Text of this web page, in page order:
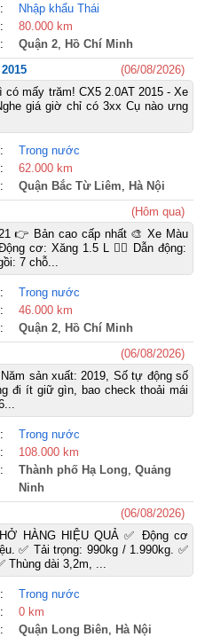
:
Nhập khẩu Thái
:
80.000 km
: Quận 2, Hồ Chí Minh
(06/08/2026)
mấy trăm! CX5 2.0AT 2015 - Xe
giá giờ chỉ có 3xx Cụ nào ưng
:
Trong nước
:
62.000 km
: Quận Bắc Từ Liêm, Hà Nội
(Hôm qua)
👉 Bản cao cấp nhất 🎨 Xe Màu
cơ: Xăng 1.5 L 🚴‍♀️ Dẫn động:
7 chỗ...
:
Trong nước
:
46.000 km
: Quận 2, Hồ Chí Minh
(06/08/2026)
sản xuất: 2019, Số tự động số
đi ít giữ gìn, bao check thoải mái
:
Trong nước
:
108.000 km
: Thành phố Hạ Long, Quảng
Ninh
(06/08/2026)
HÀNG HIỆU QUẢ ✅ Động cơ
✅ Tải trọng: 990kg / 1.990kg. ✅
Thùng dài 3,2m, ...
:
Trong nước
:
0 km
: Quận Long Biên, Hà Nội